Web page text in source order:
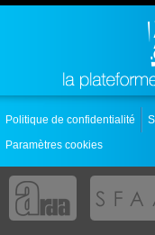
Politique de confidentialité
Paramètres cookies